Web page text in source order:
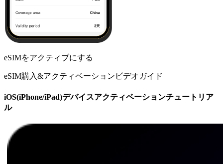
eSIMをアクティブにする
eSIM購入&アクティベーションビデオガイド
iOS(iPhone/iPad)デバイスアクティベーションチュートリア
ル